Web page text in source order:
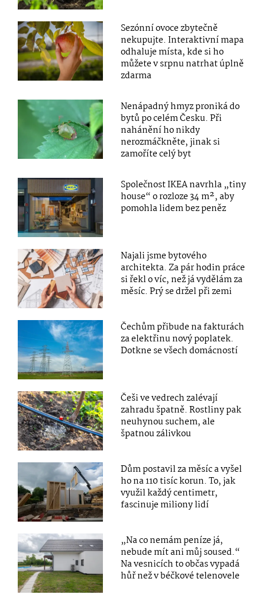
Sezónní ovoce zbytečně
nekupujte. Interaktivní mapa
odhaluje místa, kde si ho
můžete v srpnu natrhat úplně
zdarma
Nenápadný hmyz proniká do
bytů po celém Česku. Při
nahánění ho nikdy
nerozmáčkněte, jinak si
zamoříte celý byt
Společnost IKEA navrhla „tiny
house“ o rozloze 34 m², aby
pomohla lidem bez peněz
Najali jsme bytového
architekta. Za pár hodin práce
si řekl o víc, než já vydělám za
měsíc. Prý se držel při zemi
Čechům přibude na fakturách
za elektřinu nový poplatek.
Dotkne se všech domácností
Češi ve vedrech zalévají
zahradu špatně. Rostliny pak
neuhynou suchem, ale
špatnou zálivkou
Dům postavil za měsíc a vyšel
ho na 110 tisíc korun. To, jak
využil každý centimetr,
fascinuje miliony lidí
„Na co nemám peníze já,
nebude mít ani můj soused.“
Na vesnicích to občas vypadá
hůř než v béčkové telenovele